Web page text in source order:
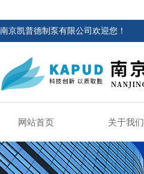
南京凯普德制泵有限公司欢迎您！
网站首页 关于我们